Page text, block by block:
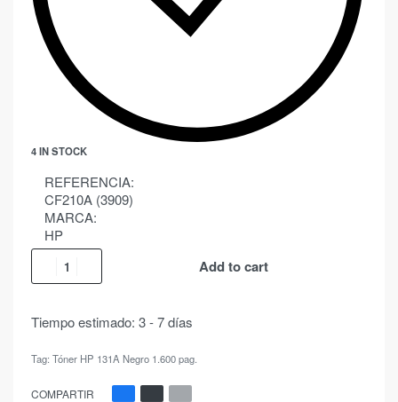
4 IN STOCK
REFERENCIA:
CF210A (3909)
MARCA:
HP
Add to cart
Tiempo estimado: 3 - 7 días
Tag: Tóner HP 131A Negro 1.600 pag.
COMPARTIR